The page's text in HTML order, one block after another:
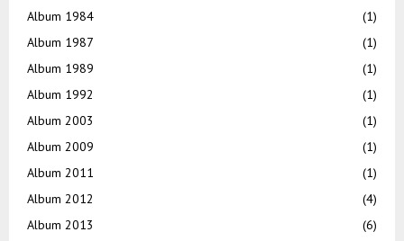
Album 1984
(1)
Album 1987
(1)
Album 1989
(1)
Album 1992
(1)
Album 2003
(1)
Album 2009
(1)
Album 2011
(1)
Album 2012
(4)
Album 2013
(6)